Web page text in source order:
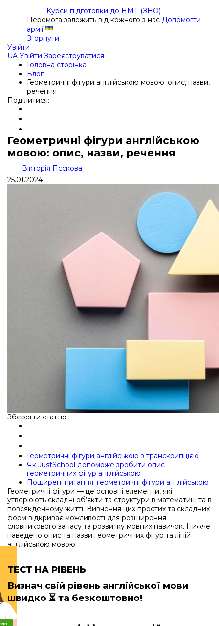
Курси підготовки до НМТ (ЗНО)
Перемога залежить від кожного з нас Допомогти
армії
Згорнути
Увійти
UA Увійти Зареєструватися
Головна сторінка
Блог
Геометричні фігури англійською мовою: опис, назви,
речення
Поділитися:
Геометричні фігури англійською
мовою: опис, назви, речення
Вікторія Пєскова
25.01.2024
Зберегти статтю:
Геометричні фігури англійською з транскрипцією
Як JustSchool допоможе зробити опис
геометричних фігур англійською
Поширені питання: геометричні фігури англійською
Геометричні фігури — це основні елементи, які
утворюють складні об’єкти та структури в математиці та в
повсякденному житті. Вивчення цих простих та складних
форм відкриває можливості для розширення
словникового запасу та розвитку мовних навичок. Нижче
наведено опис та назви геометричних фігур та ліній
англійською мовою.
ТЕСТ НА РІВЕНЬ
Визнач свій рівень англійської мови
швидко ⏳ та безкоштовно!